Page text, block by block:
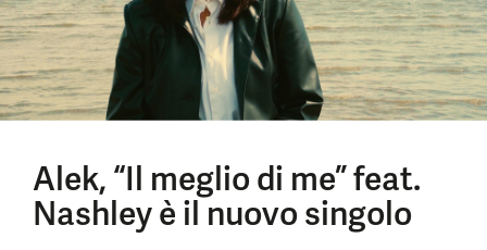
Alek, “Il meglio di me” feat.
Nashley è il nuovo singolo